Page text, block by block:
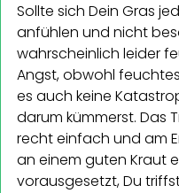
Sollte sich Dein Gras
anfühlen und nicht
wahrscheinlich leider
Angst, obwohl
es auch keine
darum kümmerst. Das
recht einfach und am
an einem guten Kraut
vorausgesetzt, Du